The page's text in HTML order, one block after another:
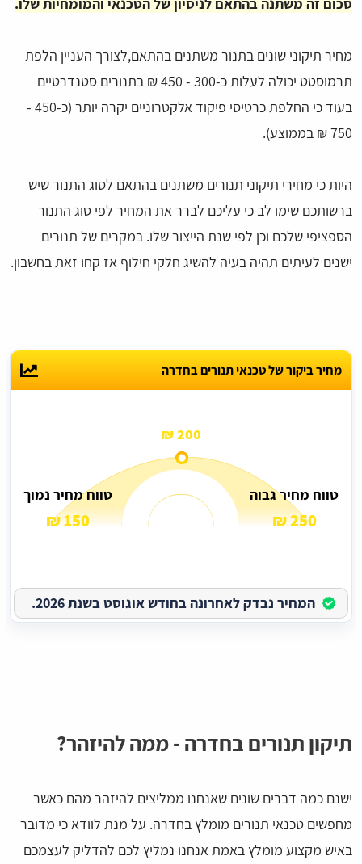
סכום זה משתנה בהתאם לניסיון של הטכנאי והמומחיות שלו.
מחיר תיקוני שונים בתנור משתנים בהתאם,לצורך העניין הלפת
תרמוסטט יכולה לעלות כ-300 - 450 ₪ בתנורים סטנדרטיים
בעוד כי החלפת כרטיסי פיקוד אלקטרוניים יקרה יותר (כ-450 -
750 ₪ בממוצע).
היות כי מחירי תיקוני תנורים משתנים בהתאם לסוג התנור שיש
ברשותכם שימו לב כי עליכם לברר את המחיר לפי סוג התנור
הספציפי שלכם וכן לפי שנת הייצור שלו. במקרים של תנורים
ישנים לעיתים תהיה בעיה להשיג חלקי חילוף אז קחו זאת בחשבון.
מחיר ביקור של טכנאי תנורים בחדרה
200 ₪
טווח מחיר גבוה
250 ₪
טווח מחיר נמוך
150 ₪
המחיר נבדק לאחרונה בחודש אוגוסט בשנת 2026.
תיקון תנורים בחדרה - ממה להיזהר?
ישנם כמה דברים שונים שאנחנו ממליצים להיזהר מהם כאשר
מחפשים טכנאי תנורים מומלץ בחדרה. על מנת לוודא כי מדובר
באיש מקצוע מומלץ באמת אנחנו נמליץ לכם להדליק לעצמכם